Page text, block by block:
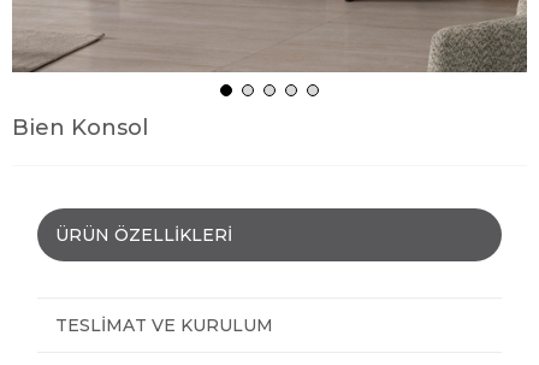
Bien Konsol
ÜRÜN ÖZELLIKLERI
TESLIMAT VE KURULUM